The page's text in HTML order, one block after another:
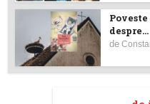
despre...
de